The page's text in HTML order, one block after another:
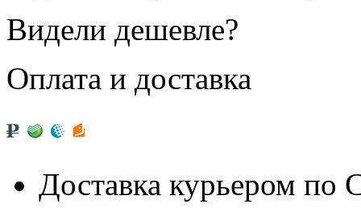
Видели дешевле?
Оплата и доставка
Доставка курьером